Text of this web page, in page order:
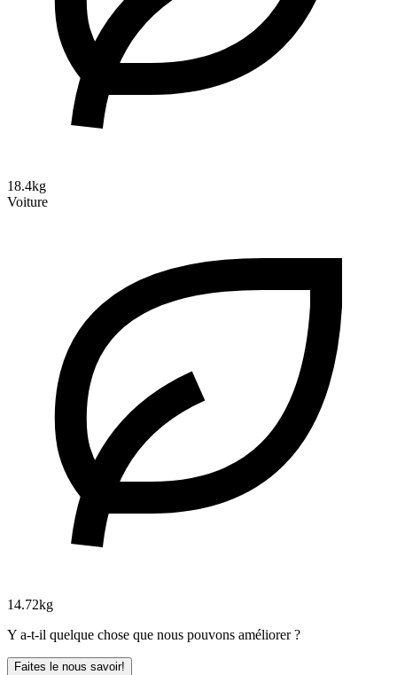
18.4kg
Voiture
14.72kg
Y a-t-il quelque chose que nous pouvons améliorer ?
Faites le nous savoir!